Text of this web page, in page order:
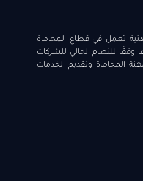
تعمل في قطاع المحاماة
وفقًا للنظام الحالي للشركات
المحاماة وتقديم الخدمات